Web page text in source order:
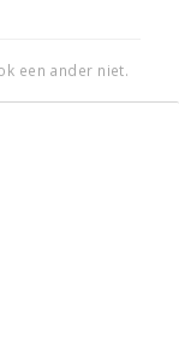
een ander niet.